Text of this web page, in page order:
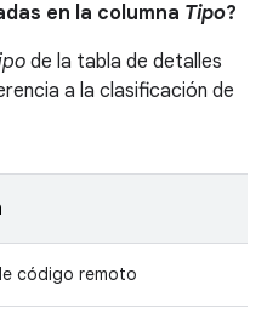
en la columna Tipo?
de la tabla de detalles
a la clasificación de
código remoto